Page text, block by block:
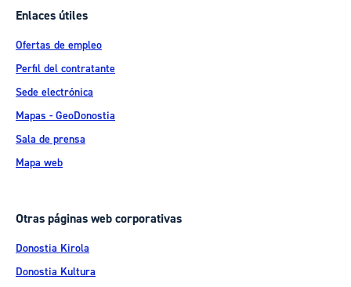
Enlaces útiles
Ofertas de empleo
Perfil del contratante
Sede electrónica
Mapas - GeoDonostia
Sala de prensa
Mapa web
Otras páginas web corporativas
Donostia Kirola
Donostia Kultura